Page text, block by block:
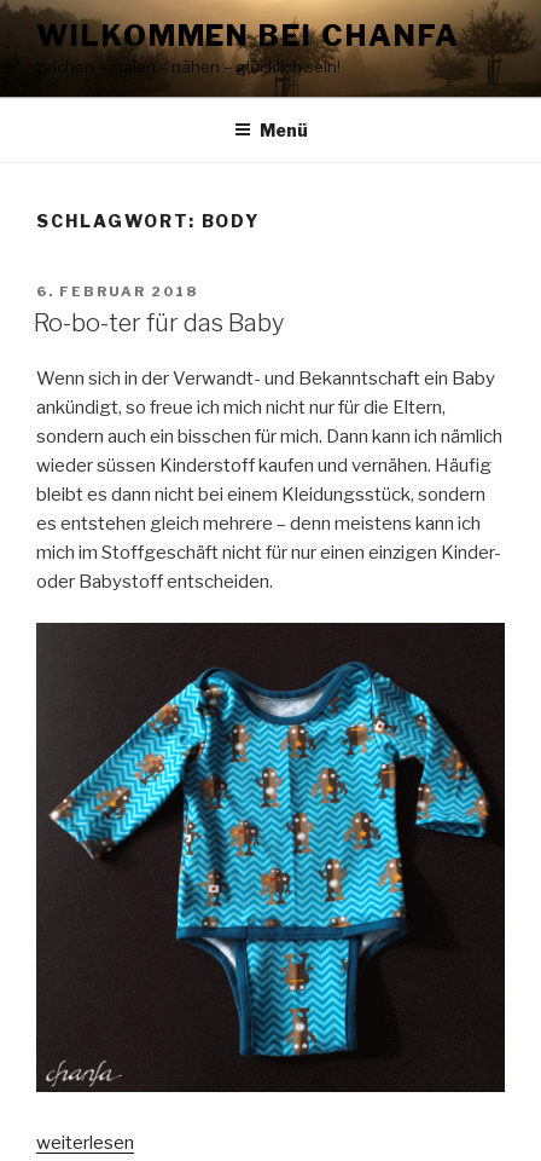
Zum
InhaltWILKOMMEN BEI CHANFA
zeichen – malen – nähen – glücklich sein!
Menü
SCHLAGWORT: BODY
VERÖFFENTLICHT
AM
6. FEBRUAR 2018
Ro-bo-ter für das Baby
Wenn sich in der Verwandt- und Bekanntschaft ein Baby
ankündigt, so freue ich mich nicht nur für die Eltern,
sondern auch ein bisschen für mich. Dann kann ich nämlich
wieder süssen Kinderstoff kaufen und vernähen. Häufig
bleibt es dann nicht bei einem Kleidungsstück, sondern
es entstehen gleich mehrere – denn meistens kann ich
mich im Stoffgeschäft nicht für nur einen einzigen Kinder-
oder Babystoff entscheiden.
„Ro-
weiterlesen